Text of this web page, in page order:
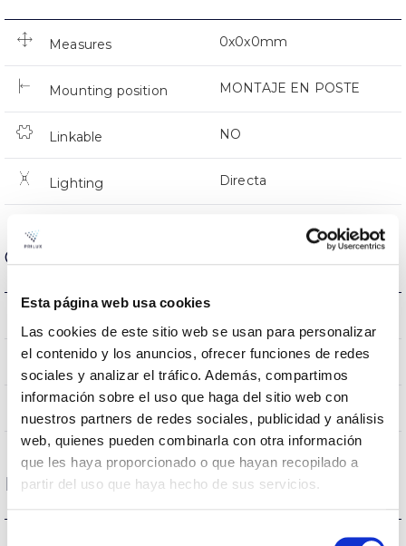
Esta página web usa cookies
Las cookies de este sitio web se usan para personalizar
el contenido y los anuncios, ofrecer funciones de redes
sociales y analizar el tráfico. Además, compartimos
información sobre el uso que haga del sitio web con
nuestros partners de redes sociales, publicidad y análisis
web, quienes pueden combinarla con otra información
que les haya proporcionado o que hayan recopilado a
partir del uso que haya hecho de sus servicios.
Measures 0x0x0mm
Mounting position MONTAJE EN POSTE
Linkable NO
Lighting Directa
Optical data
CRI Colour rendering index 70
Opening angle
Housing and Finish
IK08